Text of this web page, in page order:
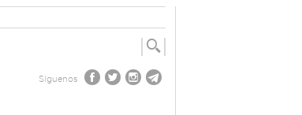
Síguenos